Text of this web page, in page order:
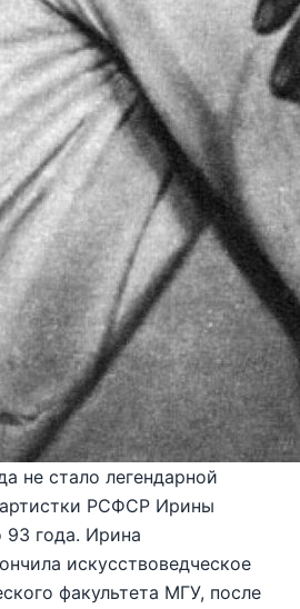
не стало легендарной
РСФСР Ирины
года. Ирина
искусствоведческое
факультета МГУ, после